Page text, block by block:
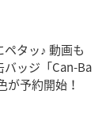
タッ♪ 動画も
バッジ「Can-Ba
が予約開始！